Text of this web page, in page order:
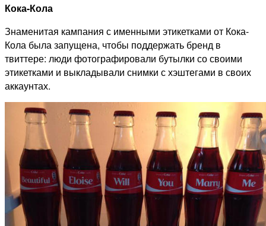
Кока-Кола
Знаменитая кампания с именными этикетками от Кока-
Кола была запущена, чтобы поддержать бренд в
твиттере: люди фотографировали бутылки со своими
этикетками и выкладывали снимки с хэштегами в своих
аккаунтах.